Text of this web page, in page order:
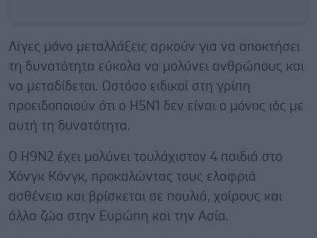
Λίγες μόνο μεταλλάξεις αρκούν για να αποκτήσει
τη δυνατότητα εύκολα να μολύνει ανθρώπους και
να μεταδίδεται. Ωστόσο ειδικοί στη γρίπη
προειδοποιούν ότι ο H5N1 δεν είναι ο μόνος ιός με
αυτή τη δυνατότητα.
Ο H9N2 έχει μολύνει τουλάχιστον 4 παιδιά στο
Χόνγκ Κόνγκ, προκαλώντας τους ελαφριά
ασθένεια και βρίσκεται σε πουλιά, χοίρους και
άλλα ζώα στην Ευρώπη και την Ασία.